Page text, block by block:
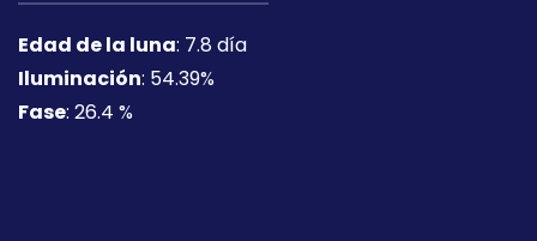
Edad de la luna: 7.8 día
Iluminación: 54.39%
Fase: 26.4 %